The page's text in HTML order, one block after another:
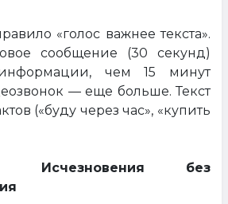
«голос важнее текста».
сообщение (30 секунд)
чем 15 минут
— еще больше. Текст
(«буду через час», «купить
без